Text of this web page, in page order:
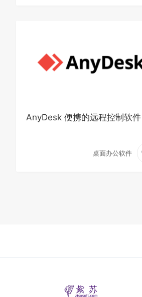
AnyDesk 便携的远程控制软件
桌面办公软件